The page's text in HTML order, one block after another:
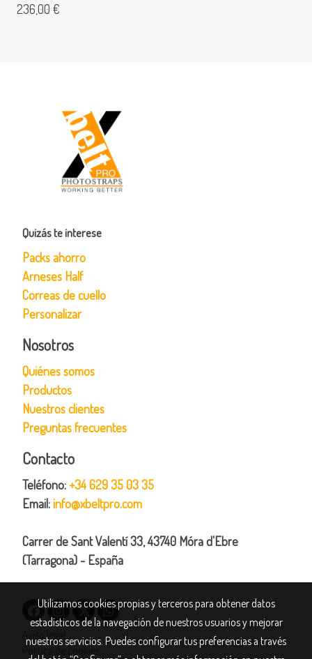
236,00 €
Quizás te interese
Packs ahorro
Arneses Half
Correas de cuello
Personalizar
Nosotros
Quiénes somos
Productos
Nuestros clientes
Preguntas frecuentes
Contacto
Teléfono: +34 629 35 03 35
Email:info@xbeltpro.com
Carrer de Sant Valentí 33, 43740 Móra d'Ebre
(Tarragona) - España
Aviso legal
Utilizamos cookies propias y terceros para obtener datos
estadísticos de la navegación de nuestros usuarios y mejorar
nuestros servicios. Puedes configurar tus preferencias a través